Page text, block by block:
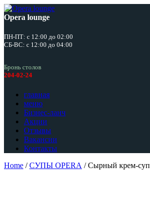
Opera lounge
ПН-ПТ: с 12:00 до 02:00
СБ-ВС: с 12:00 до 04:00
Бронь столов
204-02-24
главная
меню
Бизнес-ланч
Акции
Отзывы
Вакансии
Контакты
Home /СУПЫ OPERA / Сырный крем-суп